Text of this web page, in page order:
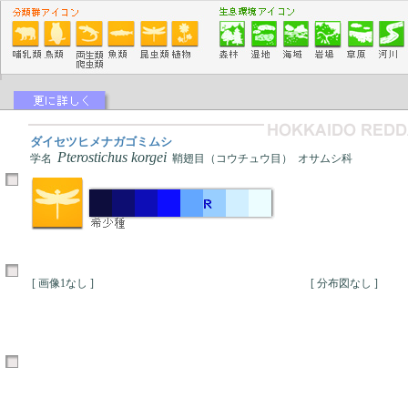
ダイセツヒメナガゴミムシ
学名 Pterostichus korgei 鞘翅目（コウチュウ目） オサムシ科
[ 画像1なし ] [ 分布図なし ]